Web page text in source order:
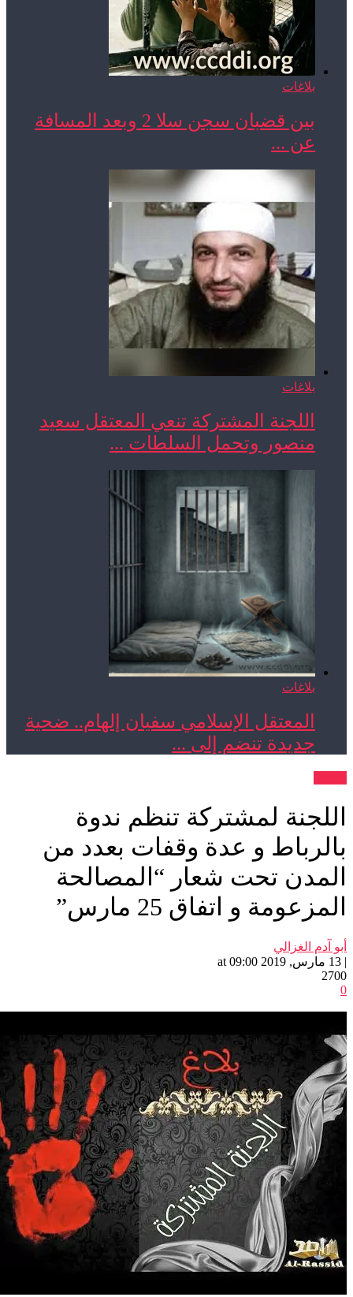
بلاغات
بين قضبان سجن سلا 2 وبعد المسافة
عن ...
بلاغات
اللجنة المشتركة تنعي المعتقل سعيد
منصور وتحمل السلطات ...
بلاغات
المعتقل الإسلامي سفيان إلهام.. ضحية
جديدة تنضم إلى ...
لمشتركة تنظم ندوة
و عدة وقفات بعدد من
تحت شعار “المصالحة
و اتفاق 25 مارس”
الغزالي